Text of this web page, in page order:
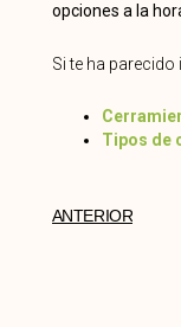
opciones a la
Si te ha parecido
Tipos de
ANTERIOR